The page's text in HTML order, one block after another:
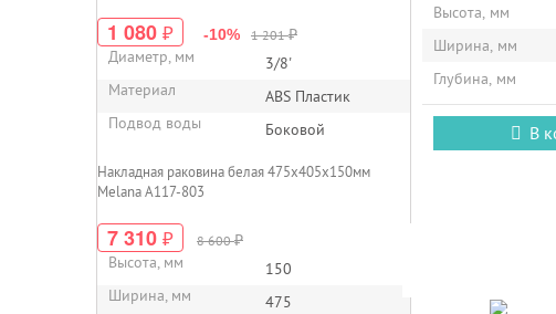
1 080 ₽ -10% 1 201₽
Диаметр, мм
3/8'
Материал
ABS Пластик
Подвод воды
Боковой
Накладная раковина белая 475х405х150мм
Melana A117-803
7 310 ₽ 8 600₽
Высота, мм
150
Ширина, мм
475
Высота, мм
Ширина, мм
Глубина, мм
В